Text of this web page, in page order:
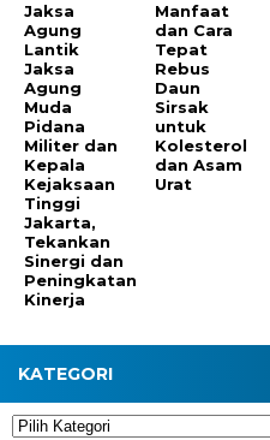
Jaksa
Agung
Lantik
Jaksa
Agung
Muda
Pidana
Militer dan
Kepala
Kejaksaan
Tinggi
Jakarta,
Tekankan
Sinergi dan
Peningkatan
Kinerja
Manfaat
dan Cara
Tepat
Rebus
Daun
Sirsak
untuk
Kolesterol
dan Asam
Urat
KATEGORI
Kategori